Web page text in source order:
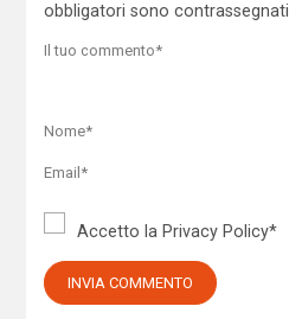
obbligatori sono contrassegnati
Accetto la Privacy Policy*